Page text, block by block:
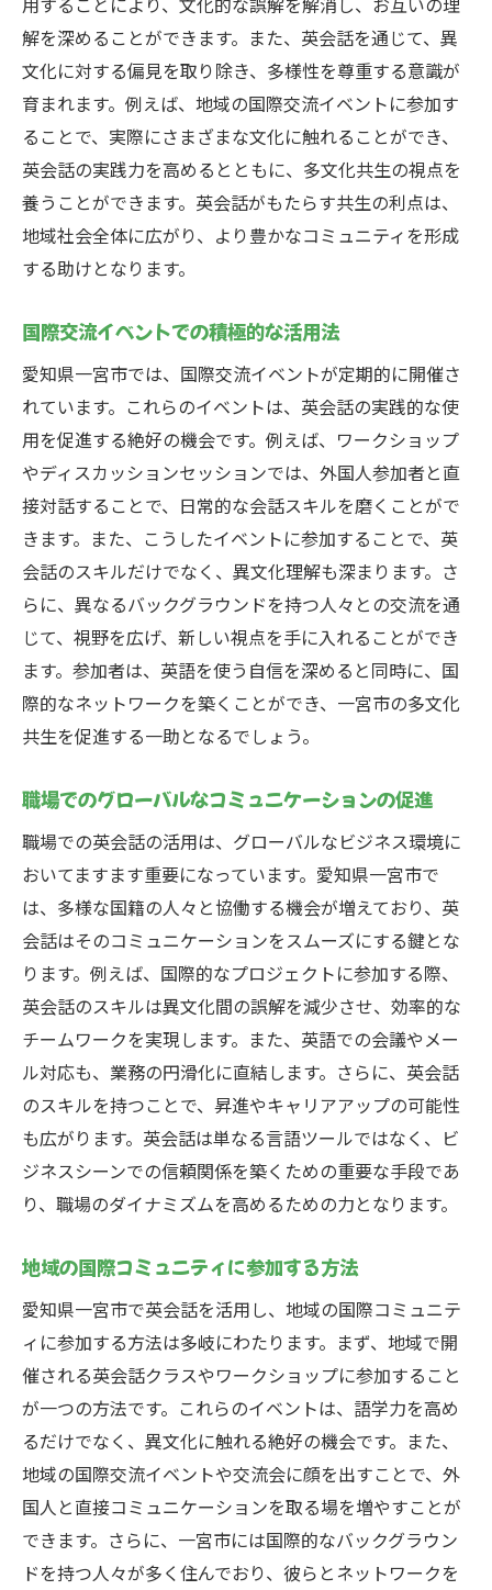
解を深めることができます。また、英会話を通じて、異
文化に対する偏見を取り除き、多様性を尊重する意識が
育まれます。例えば、地域の国際交流イベントに参加す
ることで、実際にさまざまな文化に触れることができ、
英会話の実践力を高めるとともに、多文化共生の視点を
養うことができます。英会話がもたらす共生の利点は、
地域社会全体に広がり、より豊かなコミュニティを形成
する助けとなります。
国際交流イベントでの積極的な活用法
愛知県一宮市では、国際交流イベントが定期的に開催さ
れています。これらのイベントは、英会話の実践的な使
用を促進する絶好の機会です。例えば、ワークショップ
やディスカッションセッションでは、外国人参加者と直
接対話することで、日常的な会話スキルを磨くことがで
きます。また、こうしたイベントに参加することで、英
会話のスキルだけでなく、異文化理解も深まります。さ
らに、異なるバックグラウンドを持つ人々との交流を通
じて、視野を広げ、新しい視点を手に入れることができ
ます。参加者は、英語を使う自信を深めると同時に、国
際的なネットワークを築くことができ、一宮市の多文化
共生を促進する一助となるでしょう。
職場でのグローバルなコミュニケーションの促進
職場での英会話の活用は、グローバルなビジネス環境に
おいてますます重要になっています。愛知県一宮市で
は、多様な国籍の人々と協働する機会が増えており、英
会話はそのコミュニケーションをスムーズにする鍵とな
ります。例えば、国際的なプロジェクトに参加する際、
英会話のスキルは異文化間の誤解を減少させ、効率的な
チームワークを実現します。また、英語での会議やメー
ル対応も、業務の円滑化に直結します。さらに、英会話
のスキルを持つことで、昇進やキャリアアップの可能性
も広がります。英会話は単なる言語ツールではなく、ビ
ジネスシーンでの信頼関係を築くための重要な手段であ
り、職場のダイナミズムを高めるための力となります。
地域の国際コミュニティに参加する方法
愛知県一宮市で英会話を活用し、地域の国際コミュニテ
ィに参加する方法は多岐にわたります。まず、地域で開
催される英会話クラスやワークショップに参加すること
が一つの方法です。これらのイベントは、語学力を高め
るだけでなく、異文化に触れる絶好の機会です。また、
地域の国際交流イベントや交流会に顔を出すことで、外
国人と直接コミュニケーションを取る場を増やすことが
できます。さらに、一宮市には国際的なバックグラウン
ドを持つ人々が多く住んでおり、彼らとネットワークを